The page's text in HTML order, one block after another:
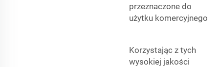
przeznaczone do
użytku komercyjnego
Korzystając z tych
wysokiej jakości